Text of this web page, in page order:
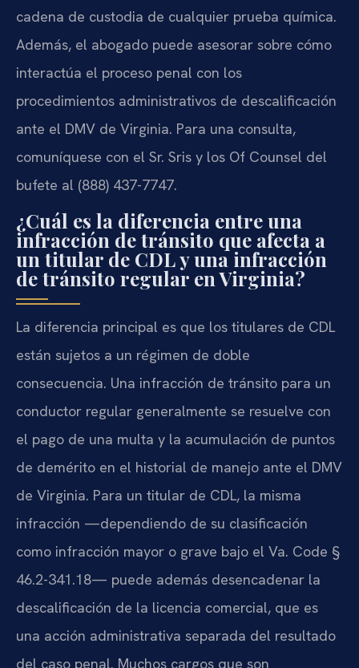
cadena de custodia de cualquier prueba química.
Además, el abogado puede asesorar sobre cómo
interactúa el proceso penal con los
procedimientos administrativos de descalificación
ante el DMV de Virginia. Para una consulta,
comuníquese con el Sr. Sris y los Of Counsel del
bufete al (888) 437-7747.
¿Cuál es la diferencia entre una
infracción de tránsito que afecta a
un titular de CDL y una infracción
de tránsito regular en Virginia?
La diferencia principal es que los titulares de CDL
están sujetos a un régimen de doble
consecuencia. Una infracción de tránsito para un
conductor regular generalmente se resuelve con
el pago de una multa y la acumulación de puntos
de demérito en el historial de manejo ante el DMV
de Virginia. Para un titular de CDL, la misma
infracción —dependiendo de su clasificación
como infracción mayor o grave bajo el Va. Code §
46.2-341.18— puede además desencadenar la
descalificación de la licencia comercial, que es
una acción administrativa separada del resultado
del caso penal. Muchos cargos que son